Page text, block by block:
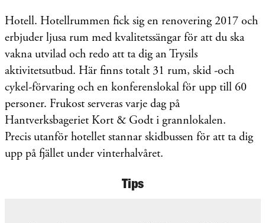
Hotell. Hotellrummen fick sig en renovering 2017 och
erbjuder ljusa rum med kvalitetssängar för att du ska
vakna utvilad och redo att ta dig an Trysils
aktivitetsutbud. Här finns totalt 31 rum, skid -och
cykel-förvaring och en konferenslokal för upp till 60
personer. Frukost serveras varje dag på
Hantverksbageriet Kort & Godt i grannlokalen.
Precis utanför hotellet stannar skidbussen för att ta dig
upp på fjället under vinterhalvåret.
Tips